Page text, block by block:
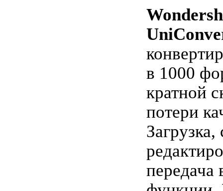
в 1000
кратной
потери
Загрузка,
передача